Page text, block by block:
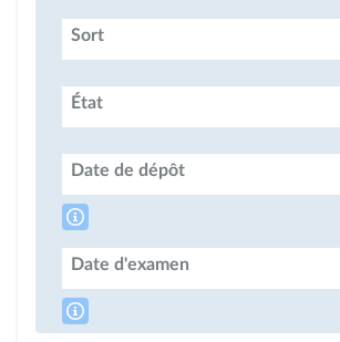
Sort
État
Date de dépôt
Date d'examen